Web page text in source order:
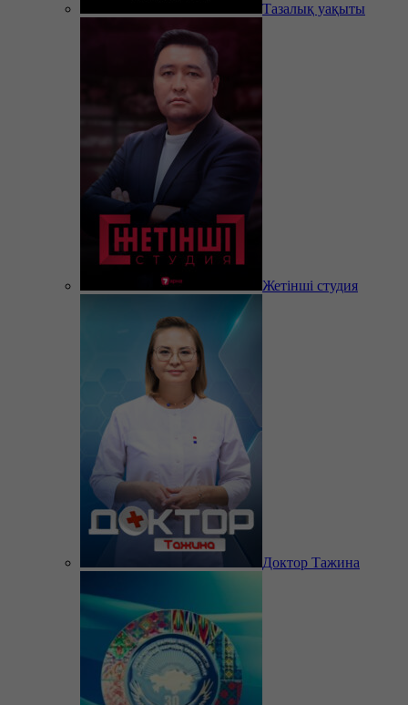
Тазалық уақыты
Жетінші студия
Доктор Тажина